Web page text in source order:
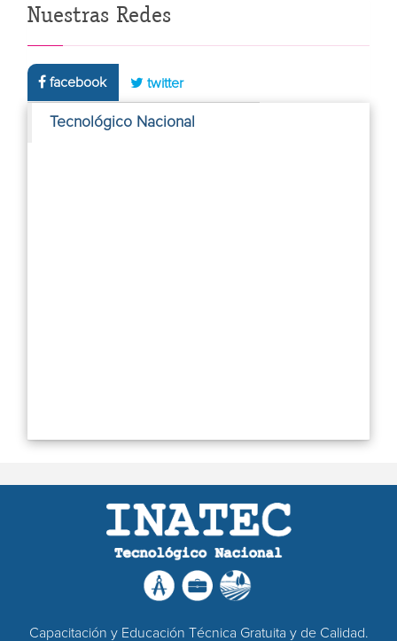
Nuestras Redes
facebook twitter
Tecnológico Nacional
Capacitación y Educación Técnica Gratuita y de Calidad.